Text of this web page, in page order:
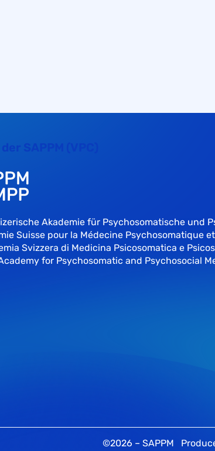
SAPPM (VPC)
Akademie für Psychosomatische und
Suisse pour la Médecine Psychosomatique
Svizzera di Medicina Psicosomatica e
for Psychosomatic and Psychosocial
©2026 – SAPPM